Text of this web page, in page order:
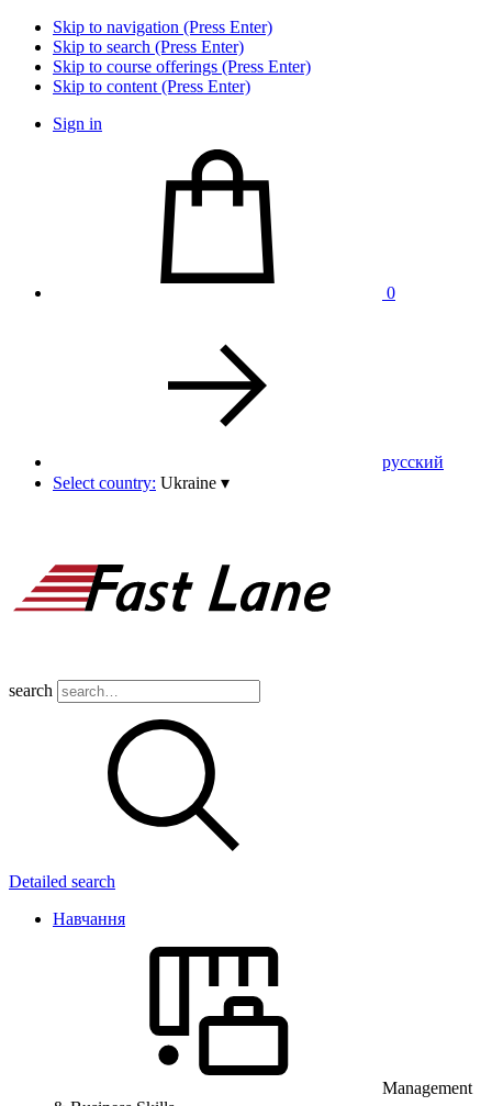
Skip to navigation (Press Enter)
Skip to search (Press Enter)
Skip to course offerings (Press Enter)
Skip to content (Press Enter)
Sign in
0
pусский
Select country: Ukraine ▾
search
Detailed search
Навчання
Management